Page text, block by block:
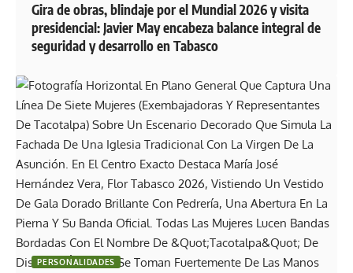
Gira de obras, blindaje por el Mundial 2026 y visita
presidencial: Javier May encabeza balance integral de
seguridad y desarrollo en Tabasco
PERSONALIDADES